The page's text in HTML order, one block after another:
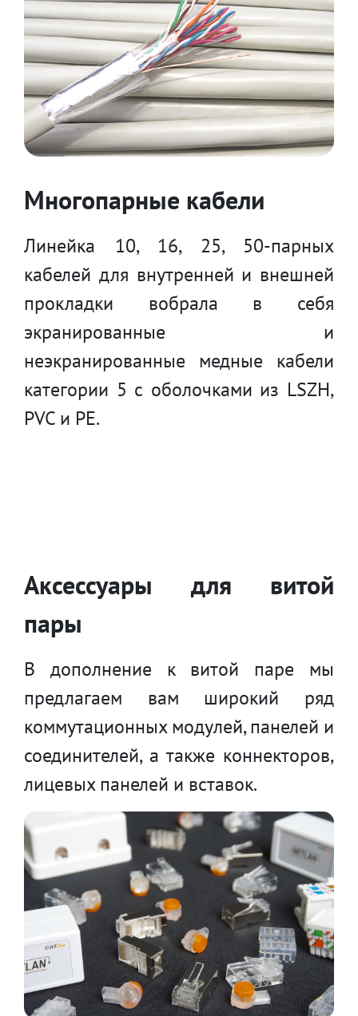
Многопарные кабели
Линейка 10, 16, 25, 50-парных
кабелей для внутренней и внешней
прокладки вобрала в себя
экранированные и
неэкранированные медные кабели
категории 5 с оболочками из LSZH,
PVC и PE.
Аксессуары для витой
пары
В дополнение к витой паре мы
предлагаем вам широкий ряд
коммутационных модулей, панелей и
соединителей, а также коннекторов,
лицевых панелей и вставок.